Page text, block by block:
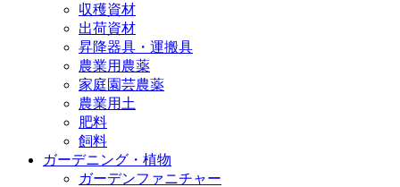
収穫資材
出荷資材
昇降器具・運搬具
農業用農薬
家庭園芸農薬
農業用土
肥料
飼料
ガーデニング・植物
ガーデンファニチャー